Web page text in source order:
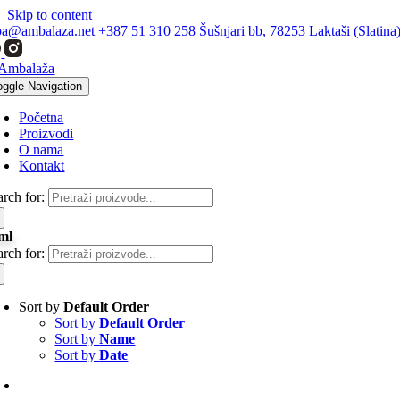
Skip to content
+387 51 310 258 Šušnjari bb, 78253 Laktaši (Slatina)
Navigation
Početna
Proizvodi
O nama
Kontakt
for:
for:
Sort byDefault Order
Sort byDefault Order
Sort byName
Sort byDate